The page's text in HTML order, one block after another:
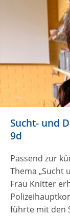
Sucht- und
9d
Passend zur
Thema „Sucht
Frau Knitter
führte mit den